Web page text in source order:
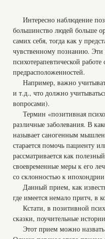
Интересно наблюдение
большинство людей больше
самих себя, тогда как у
чувственному познанию. Эти
психотерапевтической
предрасположенностей.
Например, важно
и т.д., что должно
вопросами).
Термин «позитивная
различные заболевания. В
называет саногенным
старается помочь пациенту
рассматривается как
своевременные меры к его
со склонностью к
Данный прием, как
где имеется немало притч, в
Кстати, в позитивной
сказки, поучительные
Этот прием можно